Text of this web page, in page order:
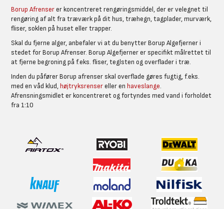
Borup Afrenserer koncentreret rengøringsmiddel, der er velegnet til
rengøring af alt fra træværk på dit hus, træhegn, tagplader, murværk,
fliser, soklen på huset eller trapper.
Skal du fjerne alger, anbefaler vi at du benytter Borup Algefjerner i
stedet for Borup Afrenser. Borup Algefjerner er specifikt målrettet til
at fjerne begroning på f.eks. fliser, teglsten og overflader i træ.
Inden du påfører Borup afrenser skal overflade gøres fugtig, f.eks.
med en våd klud,højtryksrensereller en haveslange.
Afrensningsmidlet er koncentreret og fortyndes med vand i forholdet
fra 1:10